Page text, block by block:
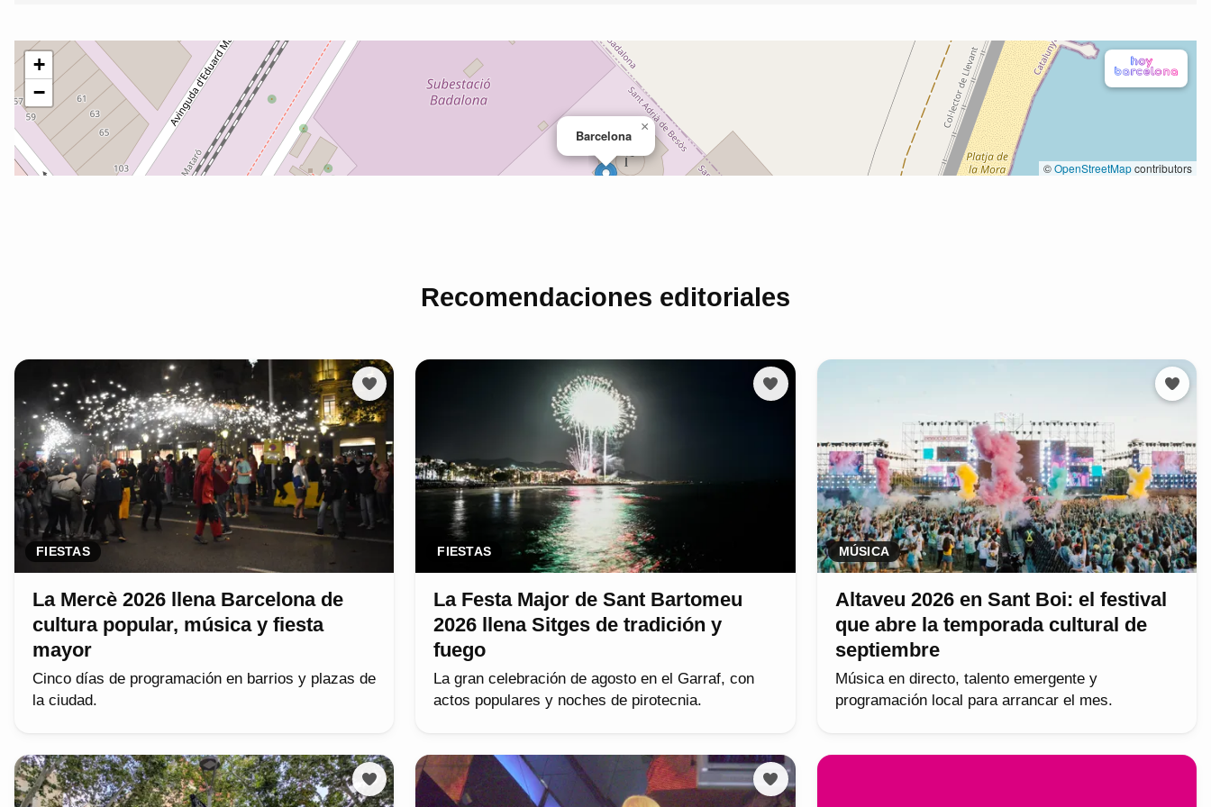
Recomendaciones editoriales
FIESTAS
La Mercè 2026 llena Barcelona de
cultura popular, música y fiesta
mayor
Cinco días de programación en barrios y plazas de
la ciudad.
FIESTAS
La Festa Major de Sant Bartomeu
2026 llena Sitges de tradición y
fuego
La gran celebración de agosto en el Garraf, con
actos populares y noches de pirotecnia.
MÚSICA
Altaveu 2026 en Sant Boi: el festival
que abre la temporada cultural de
septiembre
Música en directo, talento emergente y
programación local para arrancar el mes.